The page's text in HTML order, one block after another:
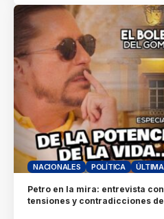
NACIONALES POLÍTICA
Petro en la mira: entrevista
tensiones y contradicciones